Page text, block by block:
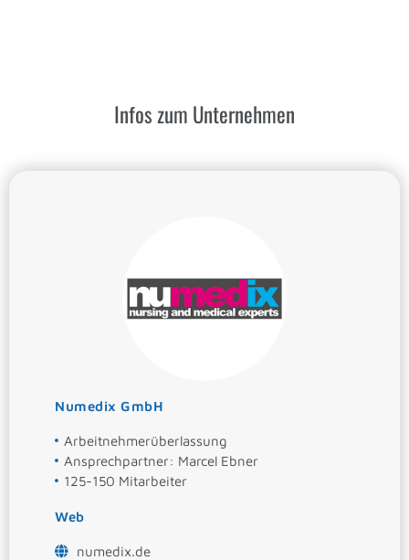
Infos zum Unternehmen
Numedix GmbH
Arbeitnehmerüberlassung
Ansprechpartner: Marcel Ebner
125-150 Mitarbeiter
Web
numedix.de